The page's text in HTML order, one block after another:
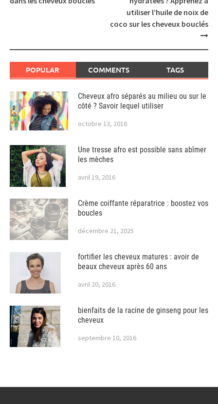
utiliser l’huile de noix de
coco sur les cheveux bouclés
POPULAR COMMENTS TAGS
Cheveux afro séparés au milieu ou sur le
côté ? Savoir lequel utiliser
octobre 13, 2016
Une tresse afro est possible sans abîmer
les mèches
avril 19, 2016
Crème coiffante réparatrice : boostez vos
boucles
décembre 21, 2025
fortifier les cheveux matures : avoir de
beaux cheveux après 60 ans
avril 20, 2016
bienfaits de la racine de ginseng pour les
cheveux
septembre 10, 2016